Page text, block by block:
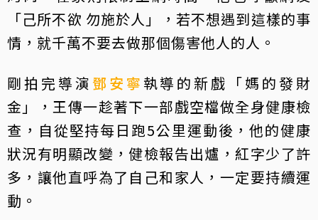
「己所不欲 勿施於人」，若不想遇到這樣的事
情，就千萬不要去做那個傷害他人的人。
剛拍完導演 鄧安寧 執導的新戲「媽的發財
金」，王傳一趁著下一部戲空檔做全身健康檢
查，自從堅持每日跑5公里運動後，他的健康
狀況有明顯改變，健檢報告出爐，紅字少了許
多，讓他直呼為了自己和家人，一定要持續運
動。